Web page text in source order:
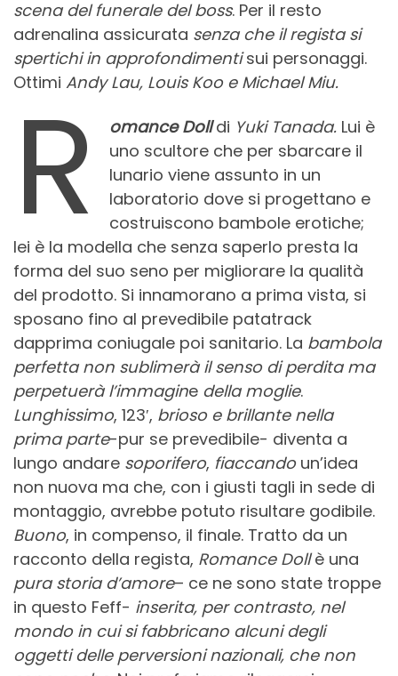
scena del funerale del boss. Per il resto
adrenalina assicurata senza che il regista si
spertichi in approfondimentisui personaggi.
Ottimi Andy Lau, Louis Koo e Michael Miu.
R omance Dolldi Yuki Tanada. Lui è
uno scultore che per sbarcare il
lunario viene assunto in un
laboratorio dove si progettano e
costruiscono bambole erotiche;
lei è la modella che senza saperlo presta la
forma del suo seno per migliorare la qualità
del prodotto. Si innamorano a prima vista, si
sposano fino al prevedibile patatrack
dapprima coniugale poi sanitario. La bambola
perfetta non sublimerà il senso di perdita ma
perpetuerà l’immagine della moglie.
Lunghissimo, 123′, brioso e brillante nella
prima parte-pur se prevedibile- diventa a
lungo andare soporifero, fiaccando un’idea
non nuova ma che, con i giusti tagli in sede di
montaggio, avrebbe potuto risultare godibile.
Buono, in compenso, il finale. Tratto da un
racconto della regista, Romance Dollè una
pura storia d’amore– ce ne sono state troppe
in questo Feff- inserita, per contrasto, nel
mondo in cui si fabbricano alcuni degli
oggetti delle perversioni nazionali, che non